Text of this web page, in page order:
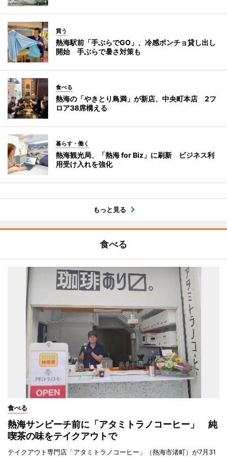
買う
熱海駅前「手ぶらでGO」、冷感ポンチョ貸し出し
開始 手ぶらで暑さ対策も
食べる
熱海の「やきとり鳥満」が新店、中央町本店 2フ
ロア38席構える
暮らす・働く
熱海観光局、「熱海 for Biz」に刷新 ビジネス利
用受け入れを強化
もっと見る
食べる
食べる
熱海サンビーチ前に「アタミトラノコーヒー」 純
喫茶の味をテイクアウトで
テイクアウト専門店「アタミトラノコーヒー」（熱海市渚町）が7月31